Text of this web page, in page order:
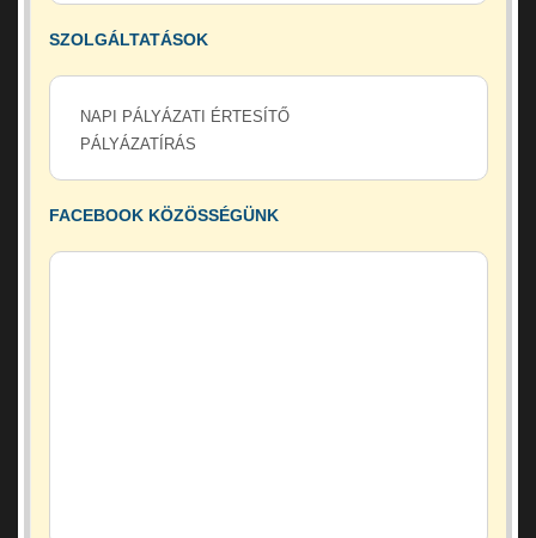
SZOLGÁLTATÁSOK
NAPI PÁLYÁZATI ÉRTESÍTŐ
PÁLYÁZATÍRÁS
FACEBOOK KÖZÖSSÉGÜNK